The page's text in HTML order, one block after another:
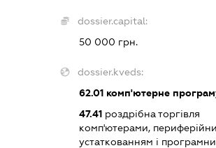
dossier.capital:
50 000 грн.
dossier.kveds:
62.01комп'ютерне
47.41роздрібна торгівля
комп'ютерами,
устаткованням і